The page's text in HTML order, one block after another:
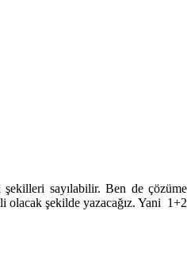
sayılabilir. Ben de
olacak şekilde yazacağız. Yani